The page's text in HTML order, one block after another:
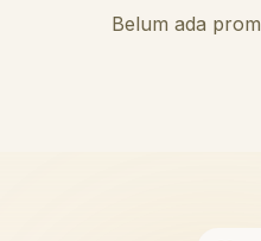
Belum ada